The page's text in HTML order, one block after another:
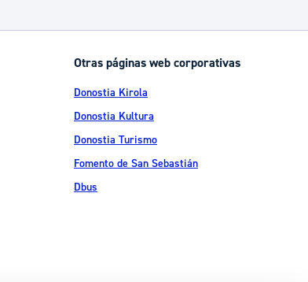
Otras páginas web corporativas
Donostia Kirola
Donostia Kultura
Donostia Turismo
Fomento de San Sebastián
Dbus